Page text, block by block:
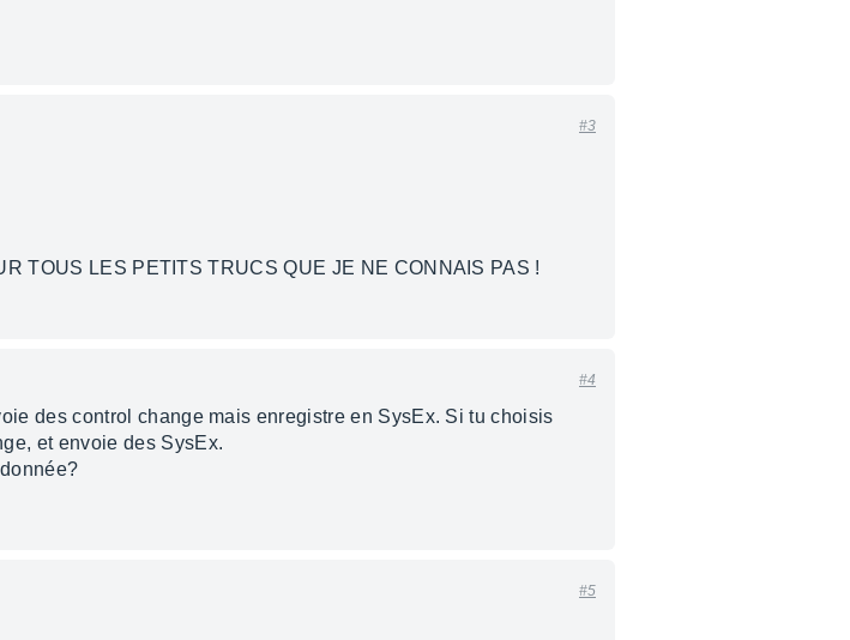
#3
TOUS LES PETITS TRUCS QUE JE NE CONNAIS PAS !
#4
des control change mais enregistre en SysEx. Si tu choisis
et envoie des SysEx.
#5